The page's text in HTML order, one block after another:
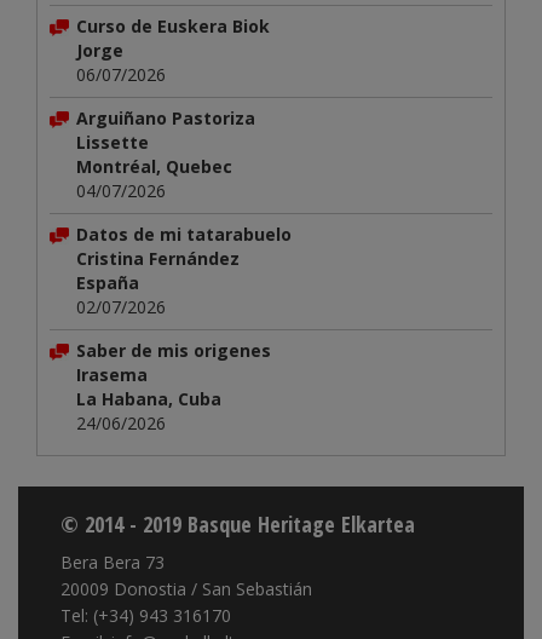
Curso de Euskera Biok
Jorge
06/07/2026
Arguiñano Pastoriza
Lissette
Montréal, Quebec
04/07/2026
Datos de mi tatarabuelo
Cristina Fernández
España
02/07/2026
Saber de mis origenes
Irasema
La Habana, Cuba
24/06/2026
© 2014 - 2019 Basque Heritage Elkartea
Bera Bera 73
20009 Donostia / San Sebastián
Tel: (+34) 943 316170